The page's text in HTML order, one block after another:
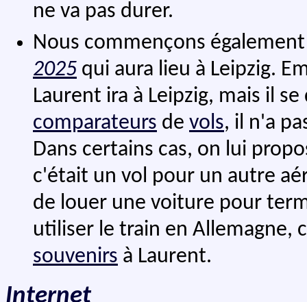
ne va pas durer.
Nous commençons
2025 qui aura lieu à Leipzig.
Laurent ira à Leipzig, mais il
comparateurs de vols, il n'a
Dans certains cas, on lui
c'était un vol pour un autre
de louer une voiture pour
utiliser le train en Allemagne,
souvenirs à Laurent.
Internet